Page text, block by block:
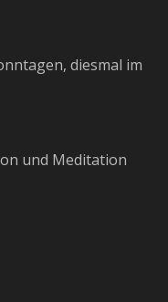
diesmal im
und Meditation